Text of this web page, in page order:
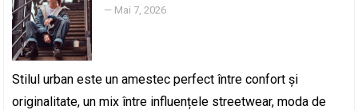
— Mai 7, 2026
Stilul urban este un amestec perfect între confort și
originalitate, un mix între influențele streetwear, moda de